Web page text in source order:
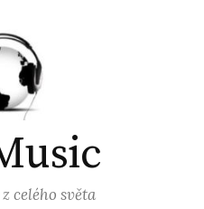
celého světa